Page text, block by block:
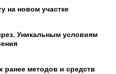
на новом участке
Уникальным условиям
ранее методов и средств